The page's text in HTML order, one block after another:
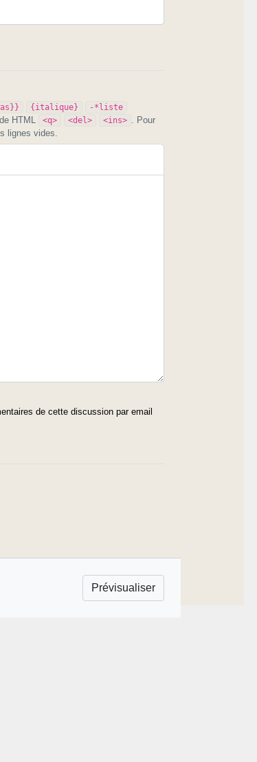
{italique}
-*liste
HTML <q> <del> <ins>
. Pour
lignes vides.
de cette discussion par email